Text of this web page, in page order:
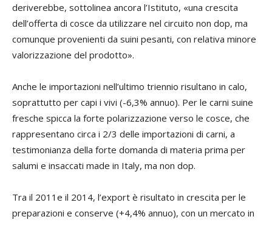
deriverebbe, sottolinea ancora l’Istituto, «una crescita
dell’offerta di cosce da utilizzare nel circuito non dop, ma
comunque provenienti da suini pesanti, con relativa minore
valorizzazione del prodotto».
Anche le importazioni nell’ultimo triennio risultano in calo,
soprattutto per capi i vivi (-6,3% annuo). Per le carni suine
fresche spicca la forte polarizzazione verso le cosce, che
rappresentano circa i 2/3 delle importazioni di carni, a
testimonianza della forte domanda di materia prima per
salumi e insaccati made in Italy, ma non dop.
Tra il 2011e il 2014, l’export è risultato in crescita per le
preparazioni e conserve (+4,4% annuo), con un mercato in